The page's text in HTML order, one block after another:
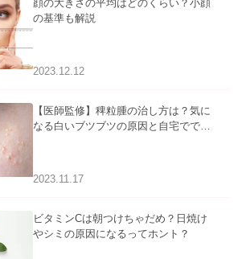
顔の大きさの平均はどのくらい？小顔
の基準も解説
2023.12.12
【医師監修】稗粒腫の治し方は？気に
なる白いブツブツの原因と自宅ででき
2023.11.17
ビタミンCは朝つけちゃだめ？日焼け
やシミの原因になるってホント？